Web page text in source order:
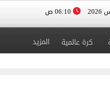
كرة عالمية المزيد